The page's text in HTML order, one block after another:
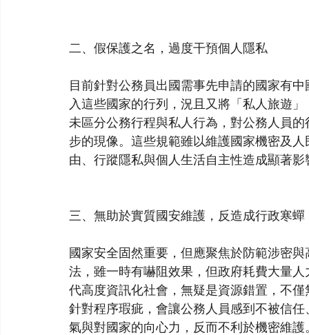
二、假保護之名，過度干預個人隱私
目前針對公務員出國需事先申請的國家有
入這些國家的行列，況且又將「私人旅遊
未區分公務行程與私人行為，對公務人員
步的現像。這些規範雖以維護國家機密及
由、行蹤隱私與個人生活自主性造成顯著
三、無助於實質國安維護，反造成行政寒蟬
國家安全固然重要，但應聚焦於防範涉密
法，雖一時有嚇阻效果，但政府耗費大量
代高度資訊化社會，無疑是資源錯置，不
針對程序瑕疵，會讓公務人員感到不被信
氣與對國家的向心力，反而不利於機密維護